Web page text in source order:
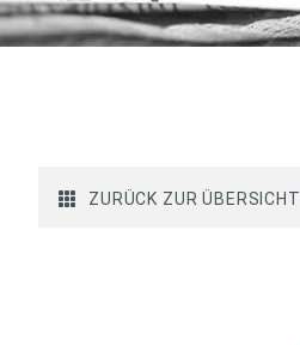
ZURÜCK ZUR ÜBERSICHT